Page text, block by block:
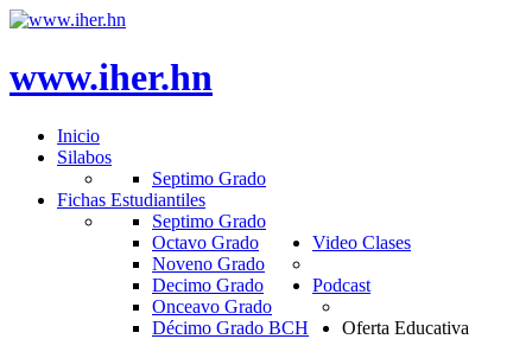
www.iher.hn
Inicio
Silabos
Septimo Grado
Fichas Estudiantiles
Septimo Grado
Octavo Grado
Noveno Grado
Decimo Grado
Onceavo Grado
Video Clases
Décimo Grado BCH
Podcast
Oferta Educativa